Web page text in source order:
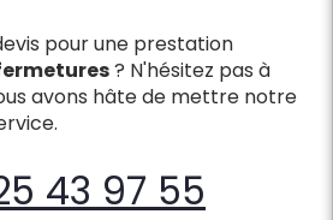
pour une prestation
? N'hésitez pas à
avons hâte de mettre notre
43 97 55